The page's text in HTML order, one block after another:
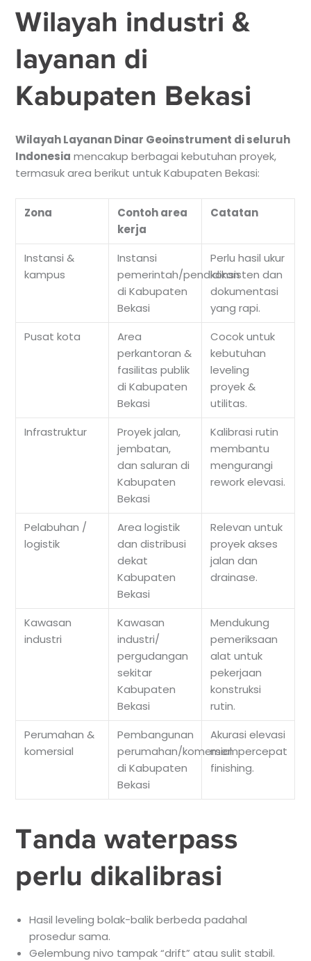
Wilayah industri &
layanan di
Kabupaten Bekasi
Wilayah Layanan Dinar Geoinstrument di seluruh
Indonesia mencakup berbagai kebutuhan proyek,
termasuk area berikut untuk Kabupaten Bekasi:
Zona
Contoh area
kerja
Catatan
Instansi &
kampus
Instansi
pemerintah/pendidikan
di Kabupaten
Bekasi
Perlu hasil ukur
konsisten dan
dokumentasi
yang rapi.
Pusat kota
Area
perkantoran &
fasilitas publik
di Kabupaten
Bekasi
Cocok untuk
kebutuhan
leveling
proyek &
utilitas.
Infrastruktur
Proyek jalan,
jembatan,
dan saluran di
Kabupaten
Bekasi
Kalibrasi rutin
membantu
mengurangi
rework elevasi.
Pelabuhan /
logistik
Area logistik
dan distribusi
dekat
Kabupaten
Bekasi
Relevan untuk
proyek akses
jalan dan
drainase.
Kawasan
industri
Kawasan
industri/
pergudangan
sekitar
Kabupaten
Bekasi
Mendukung
pemeriksaan
alat untuk
pekerjaan
konstruksi
rutin.
Perumahan &
komersial
Pembangunan
perumahan/komersial
di Kabupaten
Bekasi
Akurasi elevasi
mempercepat
finishing.
Tanda waterpass
perlu dikalibrasi
Hasil leveling bolak-balik berbeda padahal
prosedur sama.
Gelembung nivo tampak “drift” atau sulit stabil.